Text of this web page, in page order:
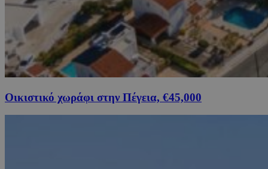
Οικιστικό χωράφι στην Πέγεια, €45,000